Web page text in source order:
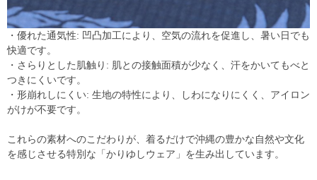
・優れた通気性: 凹凸加工により、空気の流れを促進し、暑い日でも
快適です。
・さらりとした肌触り: 肌との接触面積が少なく、汗をかいてもべと
つきにくいです。
・形崩れしにくい: 生地の特性により、しわになりにくく、アイロン
がけが不要です。
これらの素材へのこだわりが、着るだけで沖縄の豊かな自然や文化
を感じさせる特別な「かりゆしウェア」を生み出しています。